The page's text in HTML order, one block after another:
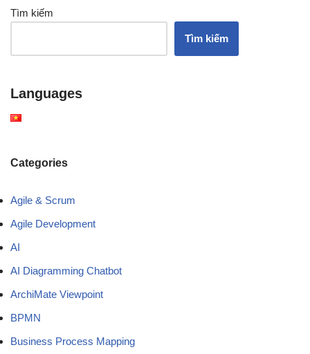
Tìm kiếm
Tìm kiếm
Languages
Categories
Agile & Scrum
Agile Development
AI
AI Diagramming Chatbot
ArchiMate Viewpoint
BPMN
Business Process Mapping